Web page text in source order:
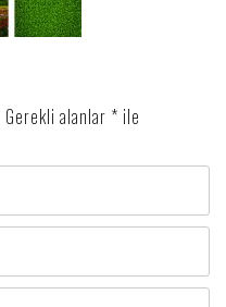
Gerekli alanlar * ile